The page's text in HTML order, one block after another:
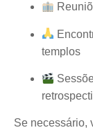
templos
Se necessário,